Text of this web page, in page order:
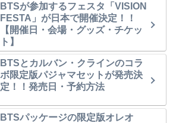
BTSが参加するフェスタ「VISION
FESTA」が日本で開催決定！！
【開催日・会場・グッズ・チケッ
ト】
BTSとカルバン・クラインのコラ
ボ限定版パジャマセットが発売決
定！！発売日・予約方法
BTSパッケージの限定版オレオ